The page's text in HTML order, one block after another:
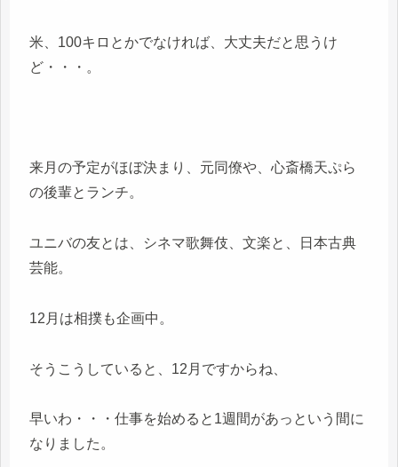
米、100キロとかでなければ、大丈夫だと思うけ
ど・・・。
来月の予定がほぼ決まり、元同僚や、心斎橋天ぷら
の後輩とランチ。
ユニバの友とは、シネマ歌舞伎、文楽と、日本古典
芸能。
12月は相撲も企画中。
そうこうしていると、12月ですからね、
早いわ・・・仕事を始めると1週間があっという間に
なりました。